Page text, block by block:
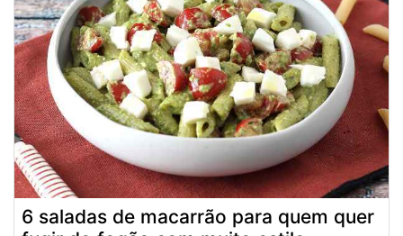
6 saladas de macarrão para quem quer